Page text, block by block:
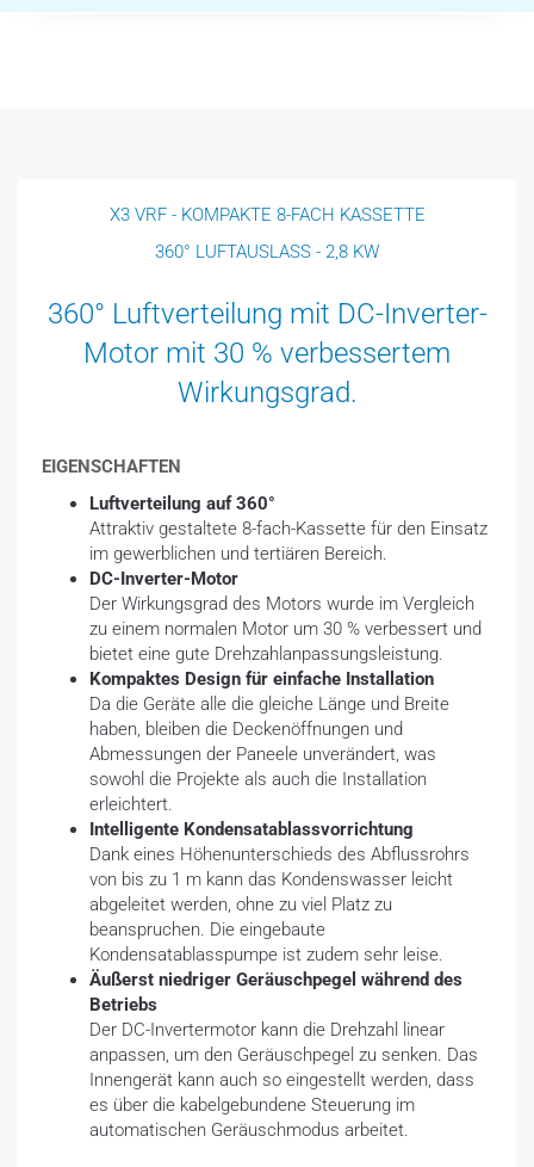
X3 VRF - KOMPAKTE 8-FACH KASSETTE
360° LUFTAUSLASS - 2,8 KW
360° Luftverteilung mit DC-Inverter-
Motor mit 30 % verbessertem
Wirkungsgrad.
EIGENSCHAFTEN
Luftverteilung auf 360°
Attraktiv gestaltete 8-fach-Kassette für den Einsatz
im gewerblichen und tertiären Bereich.
DC-Inverter-Motor
Der Wirkungsgrad des Motors wurde im Vergleich
zu einem normalen Motor um 30 % verbessert und
bietet eine gute Drehzahlanpassungsleistung.
Kompaktes Design für einfache Installation
Da die Geräte alle die gleiche Länge und Breite
haben, bleiben die Deckenöffnungen und
Abmessungen der Paneele unverändert, was
sowohl die Projekte als auch die Installation
erleichtert.
Intelligente Kondensatablassvorrichtung
Dank eines Höhenunterschieds des Abflussrohrs
von bis zu 1 m kann das Kondenswasser leicht
abgeleitet werden, ohne zu viel Platz zu
beanspruchen. Die eingebaute
Kondensatablasspumpe ist zudem sehr leise.
Äußerst niedriger Geräuschpegel während des
Betriebs
Der DC-Invertermotor kann die Drehzahl linear
anpassen, um den Geräuschpegel zu senken. Das
Innengerät kann auch so eingestellt werden, dass
es über die kabelgebundene Steuerung im
automatischen Geräuschmodus arbeitet.